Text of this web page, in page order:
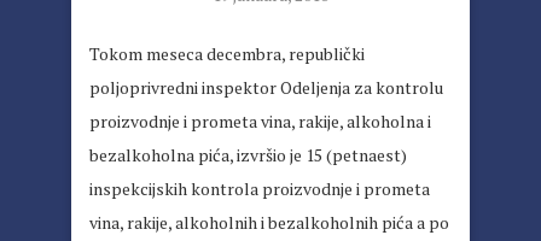
Tokom meseca decembra, republički
poljoprivredni inspektor Odeljenja za kontrolu
proizvodnje i prometa vina, rakije, alkoholna i
bezalkoholna pića, izvršio je 15 (petnaest)
inspekcijskih kontrola proizvodnje i prometa
vina, rakije, alkoholnih i bezalkoholnih pića a po